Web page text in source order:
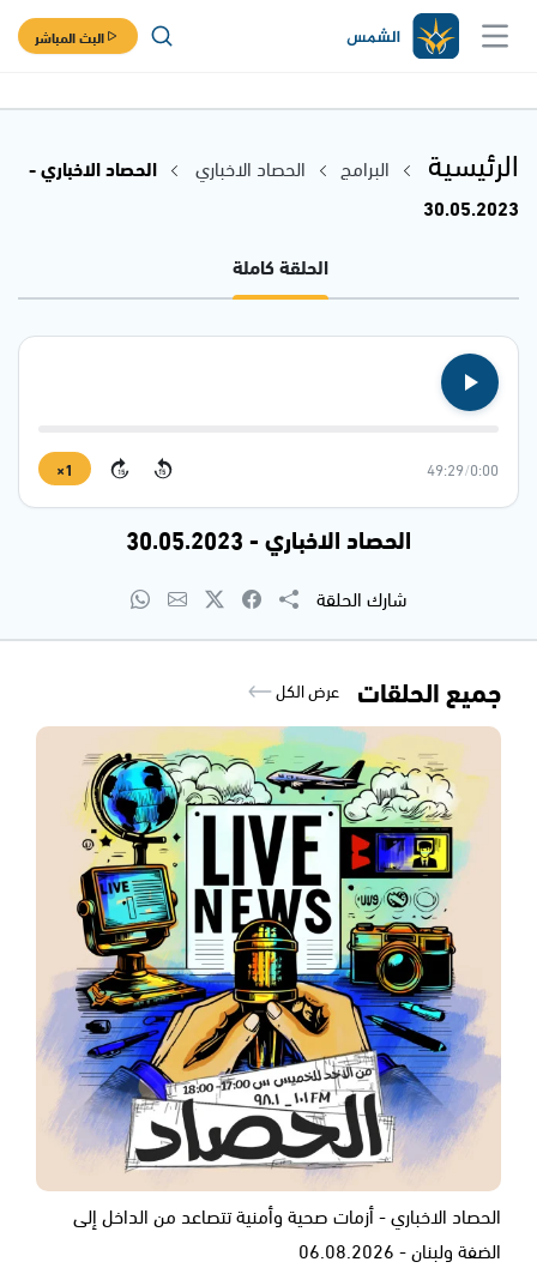
البث المباشر
الرئيسية البرامج الحصاد الاخباري
الحصاد الاخباري -
30.05.2023
الحلقة كاملة
0:00
/
49:29
15
15
1×
الحصاد الاخباري - 30.05.2023
شارك الحلقة
جميع الحلقات عرض الكل
الحصاد الاخباري - أزمات صحية وأمنية تتصاعد من الداخل إلى
الضفة ولبنان - 06.08.2026